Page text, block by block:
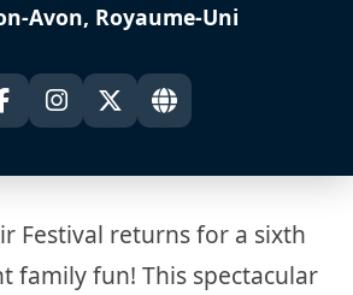
Avon, Royaume-Uni
Festival returns for a sixth
family fun! This spectacular